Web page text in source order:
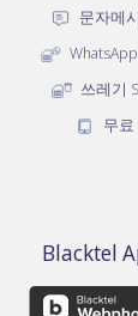
문자메
쓰레기
무료
Blacktel